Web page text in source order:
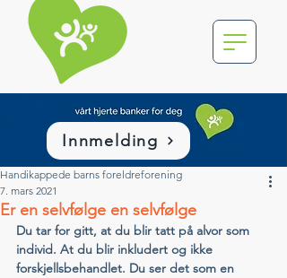
Innmelding
Er en selvfølge en selvfølge
Handikappede barns foreldreforening
7. mars 2021
Du tar for gitt, at du blir tatt på alvor som
individ. At du blir inkludert og ikke
forskjellsbehandlet. Du ser det som en